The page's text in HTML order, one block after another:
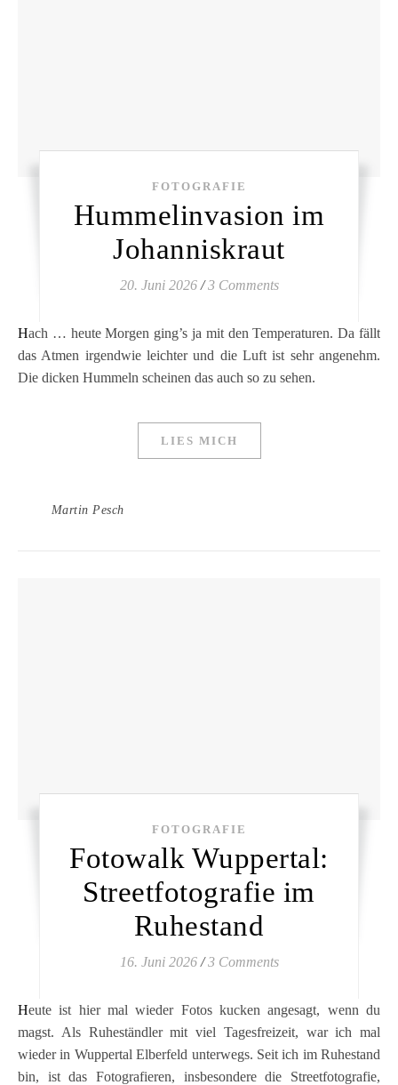
FOTOGRAFIE
Hummelinvasion im
Johanniskraut
20. Juni 2026 / 3 Comments
Hach … heute Morgen ging’s ja mit den Temperaturen. Da fällt
das Atmen irgendwie leichter und die Luft ist sehr angenehm.
Die dicken Hummeln scheinen das auch so zu sehen.
LIES MICH
Martin Pesch
FOTOGRAFIE
Fotowalk Wuppertal:
Streetfotografie im
Ruhestand
16. Juni 2026 / 3 Comments
Heute ist hier mal wieder Fotos kucken angesagt, wenn du
magst. Als Ruheständler mit viel Tagesfreizeit, war ich mal
wieder in Wuppertal Elberfeld unterwegs. Seit ich im Ruhestand
bin, ist das Fotografieren, insbesondere die Streetfotografie,